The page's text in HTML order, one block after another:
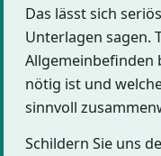
Das lässt sich
Unterlagen sagen.
Allgemeinbefinden
nötig ist und
sinnvoll
Schildern Sie uns